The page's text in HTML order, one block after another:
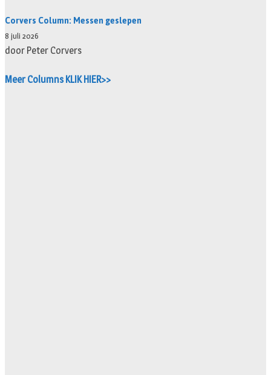
Corvers Column: Messen geslepen
8 juli 2026
door Peter Corvers
Meer Columns KLIK HIER>>